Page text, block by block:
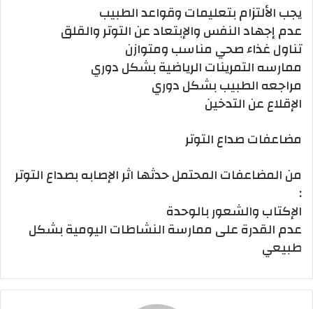
يجب الألتزام بتعليمات وقواعد الطبيب
عدم إجهاد النفس والإبتعاد عن التوتر والقلق
تناول غذاء صحي مناسب ومتوازن
ممارسه التمرينات الرياضية بشكل دوري
مراجعه الطبيب بشكل دوري
الإقلاع عن التدخين
مضاعفات صداع التوتر
من المضاعفات المحتمل حدثها اثر الإصابه بصداع التوتر
:
الإكتاب والشعور بالوحدة
عدم القدرة على ممارسة النشاطات اليومية بشكل
طبيعي